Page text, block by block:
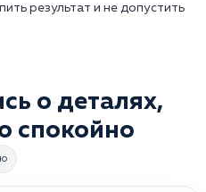
результат и не допустить
о деталях,
спокойно